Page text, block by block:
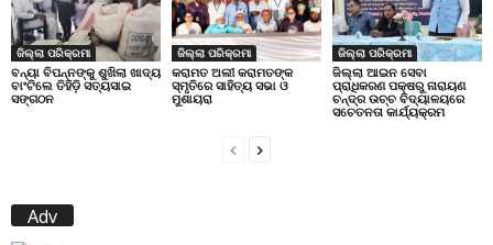
ଜିଲ୍ଲା ପରିକ୍ରମା
ବନ୍ୟା ବିପନ୍ନଙ୍କୁ ଶୁଖିଲା ଖାଦ୍ୟ
ବାଂଟିଲେ ତିହିଡି଼ ସତ୍ୟସାଇ
ସଙ୍ଗଠନ
ଜିଲ୍ଲା ପରିକ୍ରମା
କରାମତ ଅଲୀ କରାମତଙ୍କ
ସ୍ମୃତିରେ ସାହିତ୍ୟ ସଭା ଓ
ମୁଶାୟରା
ଜିଲ୍ଲା ପରିକ୍ରମା
ଜିଲ୍ଲା ଆଇନ ସେବା
ପ୍ରାଧିକରଣ ପକ୍ଷରୁ ନାରାୟଣ
ଚନ୍ଦ୍ର ଉଚ୍ଚ ବିଦ୍ୟାଳୟରେ
ସଚେତନତା କାର୍ଯ୍ୟକ୍ରମ
Adv